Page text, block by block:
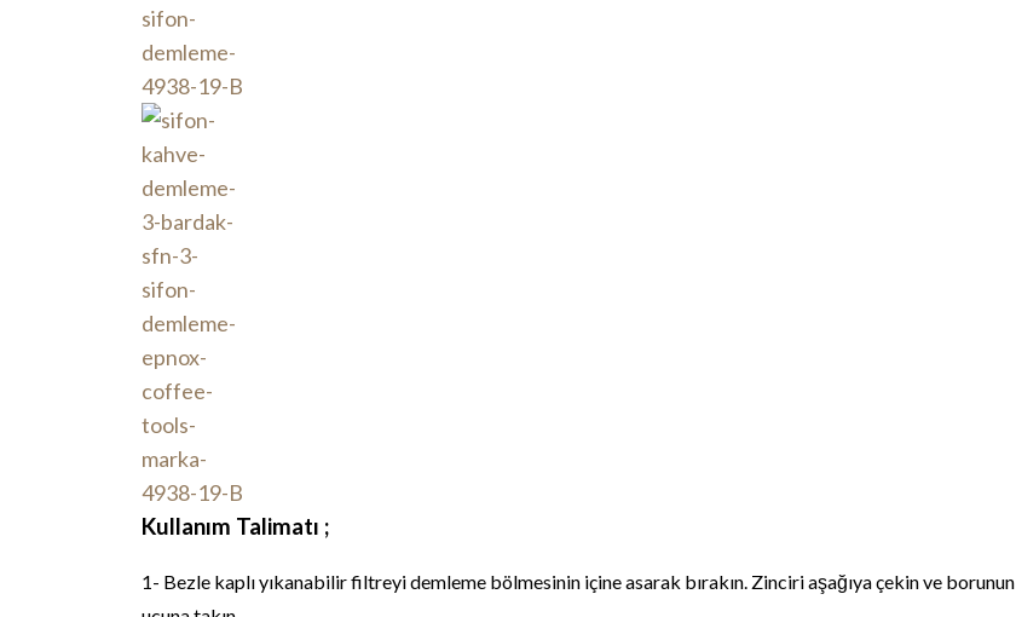
Kullanım Talimatı ;
1- Bezle kaplı yıkanabilir filtreyi demleme bölmesinin içine asarak bırakın. Zinciri aşağıya çekin ve borunun